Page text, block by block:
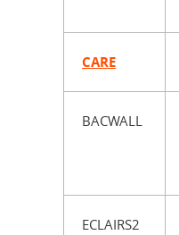
CARE
BACWALL
ECLAIRS2